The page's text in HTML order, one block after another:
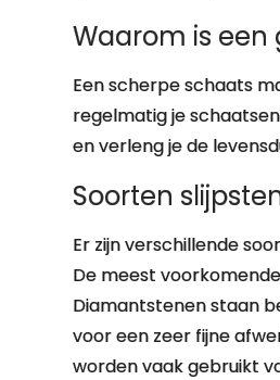
Waarom is een
Een scherpe schaats
regelmatig je
en verleng je de
Soorten
Er zijn verschillende
De meest
Diamantstenen staan
voor een zeer fijne
worden vaak gebruikt